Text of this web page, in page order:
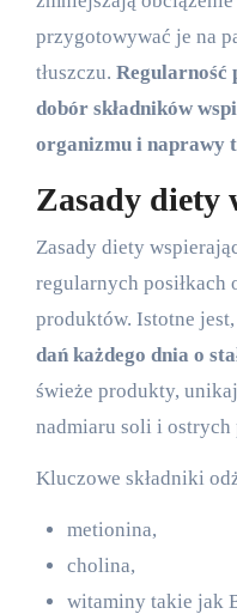
przygotowywać je na
tłuszczu. Regularność
dobór składników
organizmu i naprawy
Zasady diety
Zasady diety
regularnych posiłkach
produktów. Istotne
dań każdego dnia o
świeże produkty,
nadmiaru soli i ostrych
Kluczowe składniki
metionina,
cholina,
witaminy takie jak